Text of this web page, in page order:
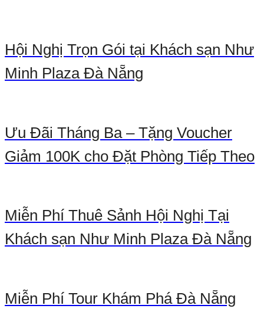
Hội Nghị Trọn Gói tại Khách sạn Như
Minh Plaza Đà Nẵng
Ưu Đãi Tháng Ba – Tặng Voucher
Giảm 100K cho Đặt Phòng Tiếp Theo
Miễn Phí Thuê Sảnh Hội Nghị Tại
Khách sạn Như Minh Plaza Đà Nẵng
Miễn Phí Tour Khám Phá Đà Nẵng